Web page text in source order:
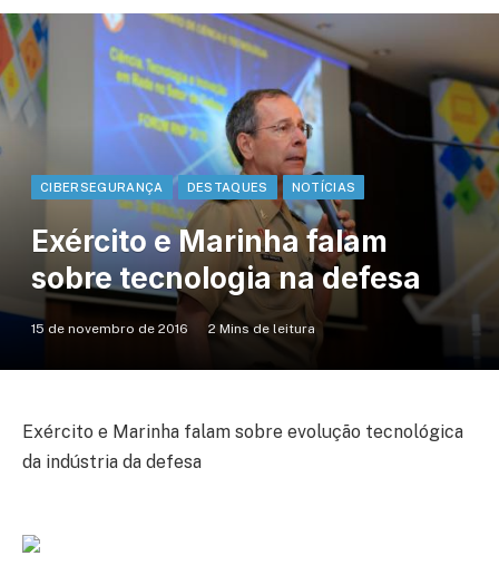
CIBERSEGURANÇA DESTAQUES NOTÍCIAS
Exército e Marinha falam
sobre tecnologia na defesa
15 de novembro de 2016 2 Mins de leitura
Exército e Marinha falam sobre evolução tecnológica
da indústria da defesa